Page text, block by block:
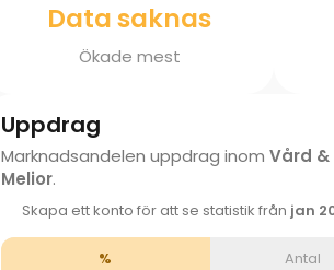
Data saknas
Ökade mest
Uppdrag
Marknadsandelen uppdrag inom Vård &
Melior.
Skapa ett konto för att se statistik från jan
% Antal